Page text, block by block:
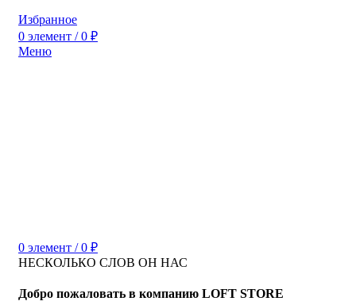
Избранное
0 элемент / 0 ₽
Меню
0 элемент / 0 ₽
НЕСКОЛЬКО СЛОВ ОН НАС
Добро пожаловать в компанию LOFT STORE